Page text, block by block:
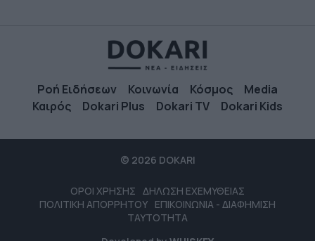
Ροή Ειδήσεων Κοινωνία Κόσμος
Media
Καιρός
Dokari Plus Dokari TV Dokari Kids
© 2026 DOKARI
ΟΡΟΙ ΧΡΗΣΗΣ ΔΗΛΩΣΗ ΕΧΕΜΥΘΕΙΑΣ
ΠΟΛΙΤΙΚΗ ΑΠΟΡΡΗΤΟΥ ΕΠΙΚΟΙΝΩΝΙΑ - ΔΙΑΦΗΜΙΣΗ
ΤΑΥΤΟΤΗΤΑ